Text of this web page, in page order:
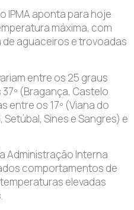
IPMA aponta para hoje
máxima, com
aguaceiros e trovoadas
entre os 25 graus
(Bragança, Castelo
entre os 17º (Viana do
Setúbal, Sines e Sangres) e
Administração Interna
comportamentos de
elevadas